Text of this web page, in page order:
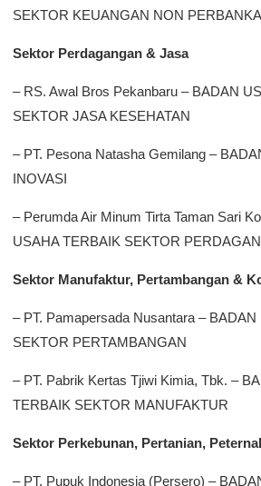
SEKTOR KEUANGAN NON
Sektor Perdagangan & Jasa
– RS. Awal Bros Pekanbaru – BADAN
SEKTOR JASA KESEHATAN
– PT. Pesona Natasha Gemilang –
INOVASI
– Perumda Air Minum Tirta Taman Sari
USAHA TERBAIK SEKTOR
Sektor Manufaktur, Pertambangan &
– PT. Pamapersada Nusantara –
SEKTOR PERTAMBANGAN
– PT. Pabrik Kertas Tjiwi Kimia, Tbk. –
TERBAIK SEKTOR MANUFAKTUR
Sektor Perkebunan, Pertanian,
– PT. Pupuk Indonesia (Persero) –